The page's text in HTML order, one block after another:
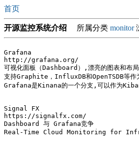
首页
开源监控系统介绍 所属分类 monitor
Grafana
http://grafana.org/
可视化面板（Dashboard）,漂亮的图表和布
支持Graphite，InfluxDB和OpenTSDB等作
Grafana是Kinana的一个分支,可以作为
Signal FX
https://signalfx.com/
Dashboard 与 Grafana竞争
Real-Time Cloud Monitoring for